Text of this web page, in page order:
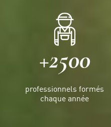
+2500
professionnels formés
chaque année